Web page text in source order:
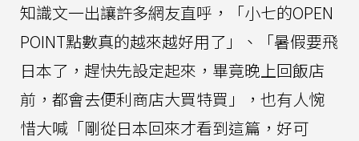
知識文一出讓許多網友直呼，「小七的OPEN
POINT點數真的越來越好用了」、「暑假要飛
日本了，趕快先設定起來，畢竟晚上回飯店
前，都會去便利商店大買特買」，也有人惋
惜大喊「剛從日本回來才看到這篇，好可